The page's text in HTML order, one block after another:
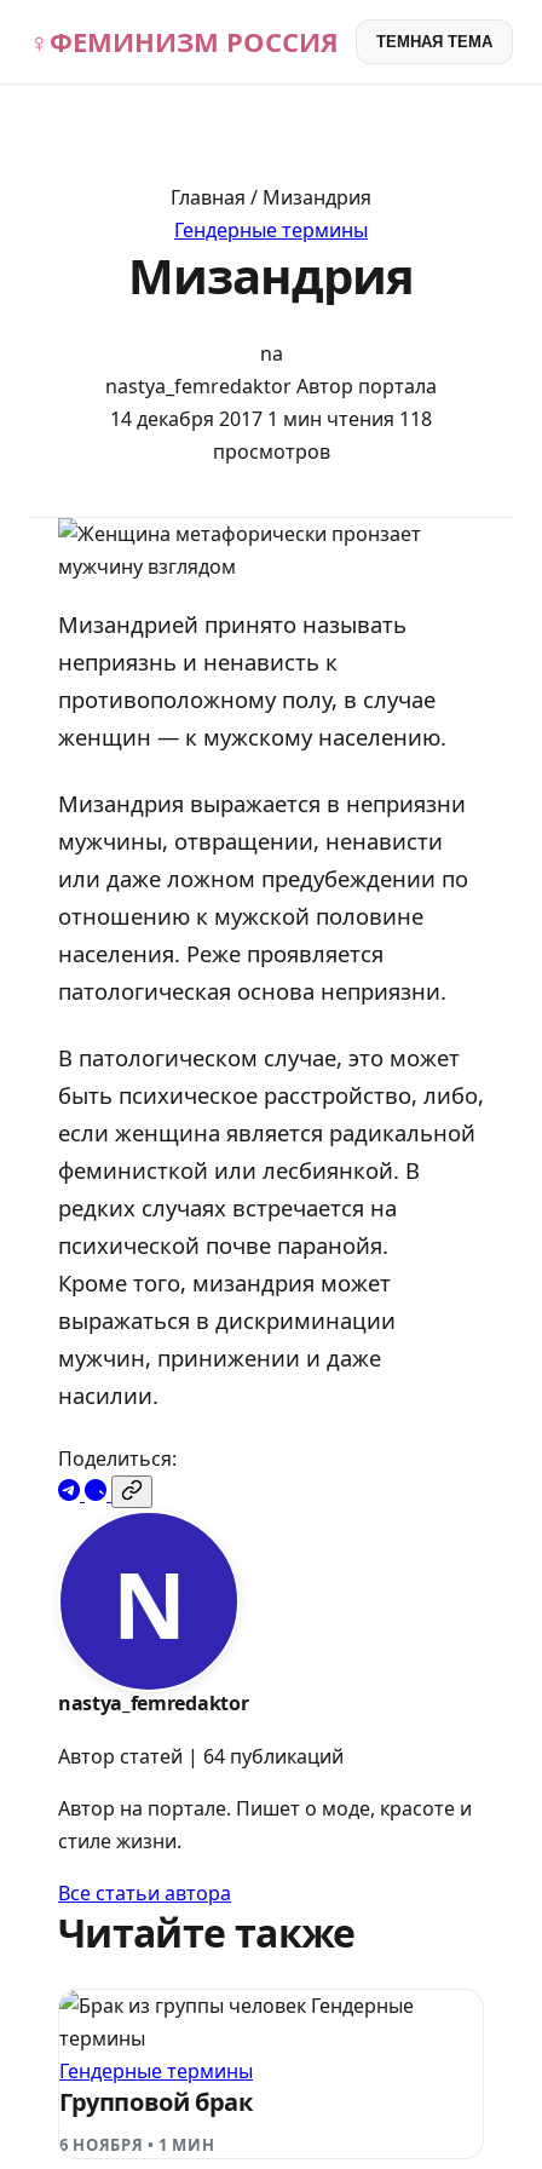
♀ ФЕМИНИЗМ РОССИЯ ТЕМНАЯ ТЕМА
Главная / Мизандрия
Гендерные термины
Мизандрия
na
nastya_femredaktorАвтор портала
14 декабря 2017 1 мин чтения 118
просмотров
Мизандрией принято называть
неприязнь и ненависть к
противоположному полу, в случае
женщин — к мужскому населению.
Мизандрия выражается в неприязни
мужчины, отвращении, ненависти
или даже ложном предубеждении по
отношению к мужской половине
населения. Реже проявляется
патологическая основа неприязни.
В патологическом случае, это может
быть психическое расстройство, либо,
если женщина является радикальной
феминисткой или лесбиянкой. В
редких случаях встречается на
психической почве паранойя.
Кроме того, мизандрия может
выражаться в дискриминации
мужчин, принижении и даже
насилии.
Поделиться:
N
nastya_femredaktor
Автор статей | 64 публикаций
Автор на портале. Пишет о моде, красоте и
стиле жизни.
Все статьи автора
Читайте также
Гендерные
термины
Гендерные термины
Групповой брак
6 НОЯБРЯ • 1 МИН